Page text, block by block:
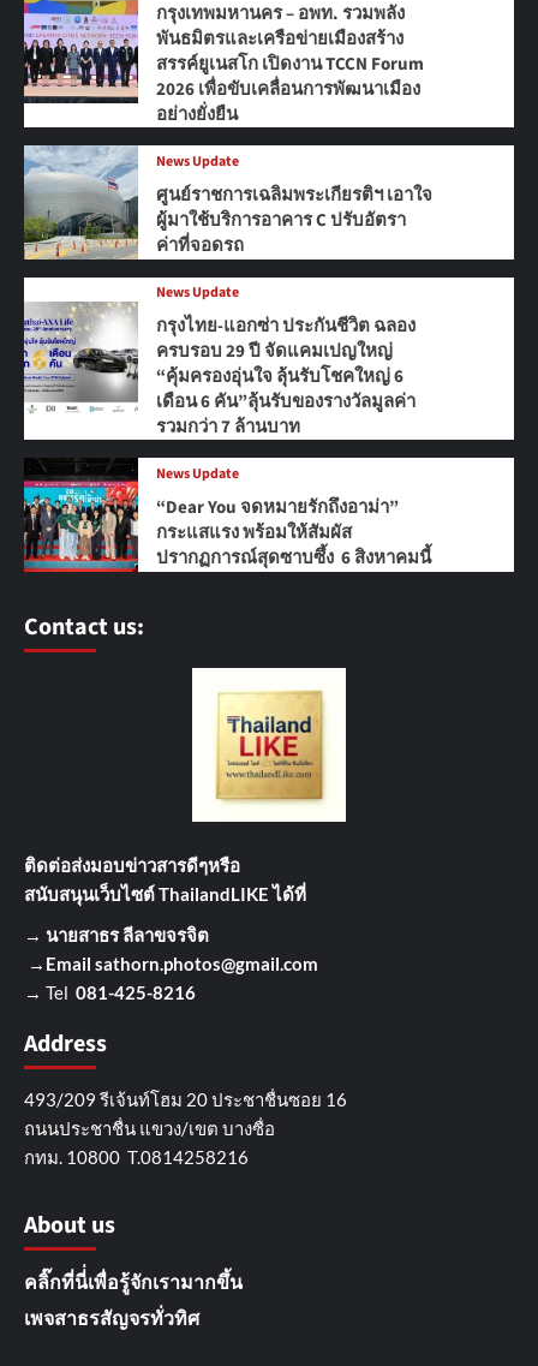
กรุงเทพมหานคร – อพท. รวมพลัง
พันธมิตรและเครือข่ายเมืองสร้าง
สรรค์ยูเนสโก เปิดงาน TCCN Forum
2026 เพื่อขับเคลื่อนการพัฒนาเมือง
อย่างยั่งยืน
News Update
ศูนย์ราชการเฉลิมพระเกียรติฯ เอาใจ
ผู้มาใช้บริการอาคาร C ปรับอัตรา
ค่าที่จอดรถ
News Update
กรุงไทย-แอกซ่า ประกันชีวิต ฉลอง
ครบรอบ 29 ปี จัดแคมเปญใหญ่
“คุ้มครองอุ่นใจ ลุ้นรับโชคใหญ่ 6
เดือน 6 คัน”ลุ้นรับของรางวัลมูลค่า
รวมกว่า 7 ล้านบาท
News Update
“Dear You จดหมายรักถึงอาม่า”
กระแสแรง พร้อมให้สัมผัส
ปรากฏการณ์สุดซาบซึ้ง 6 สิงหาคมนี้
Contact us:
ติดต่อส่งมอบข่าวสารดีๆหรือ
สนับสนุนเว็บไซต์ ThailandLIKE ได้ที่
→ นายสาธร ลีลาขจรจิต
→Email sathorn.photos@gmail.com
→ Tel 081-425-8216
Address
493/209 รีเจ้นท์โฮม 20 ประชาชื่นซอย 16
ถนนประชาชื่น แขวง/เขต บางซื่อ
กทม. 10800 T.0814258216
About us
คลิ๊กที่นี่่เพื่อรู้จักเรามากขึ้น
เพจสาธรสัญจรทั่วทิศ